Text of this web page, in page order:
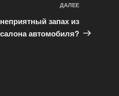
ДАЛЕЕ
запах из
салона автомобиля?